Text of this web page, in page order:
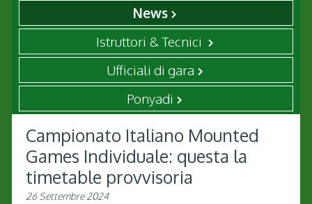
News
Istruttori & Tecnici
Ufficiali di gara
Ponyadi
Campionato Italiano Mounted
Games Individuale: questa la
timetable provvisoria
26 Settembre 2024